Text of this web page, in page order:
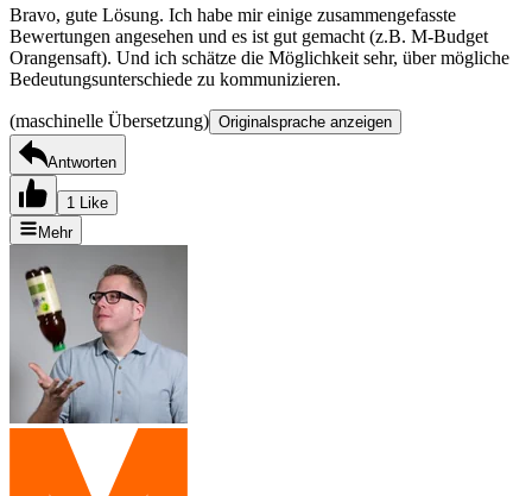
Bravo, gute Lösung. Ich habe mir einige zusammengefasste
Bewertungen angesehen und es ist gut gemacht (z.B. M-Budget
Orangensaft). Und ich schätze die Möglichkeit sehr, über mögliche
Bedeutungsunterschiede zu kommunizieren.
(maschinelle Übersetzung) Originalsprache anzeigen
Antworten
1 Like
Mehr